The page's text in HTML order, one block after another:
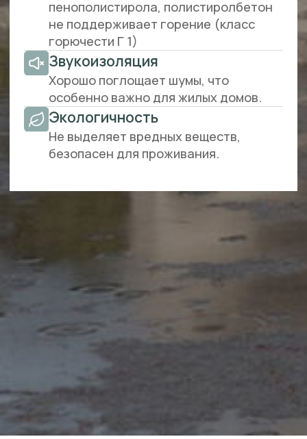
Концепция разработки индивидуальных
зданий из сборных элементов является
самым выгодным и скоростным способом
строительства. Безопасность
планирования, выигрыш во времени и
постоянно низкие эксплуатационные
расходы являются решающими
аргументами. Точность сроков сдачи и
прозрачность затрат обеспечиваются
производством на заводе.
СКАЧАТЬ КАТАЛОГ
ПРОЕКТОВ
Частным строителям и
бригадам
времени монтажа внутренних стен в
квартирах и офисах, а также при
монтажа внутренних стен и
малоэтажного строительства в точно
спланированный процесс
сборки. Традиционные строительные